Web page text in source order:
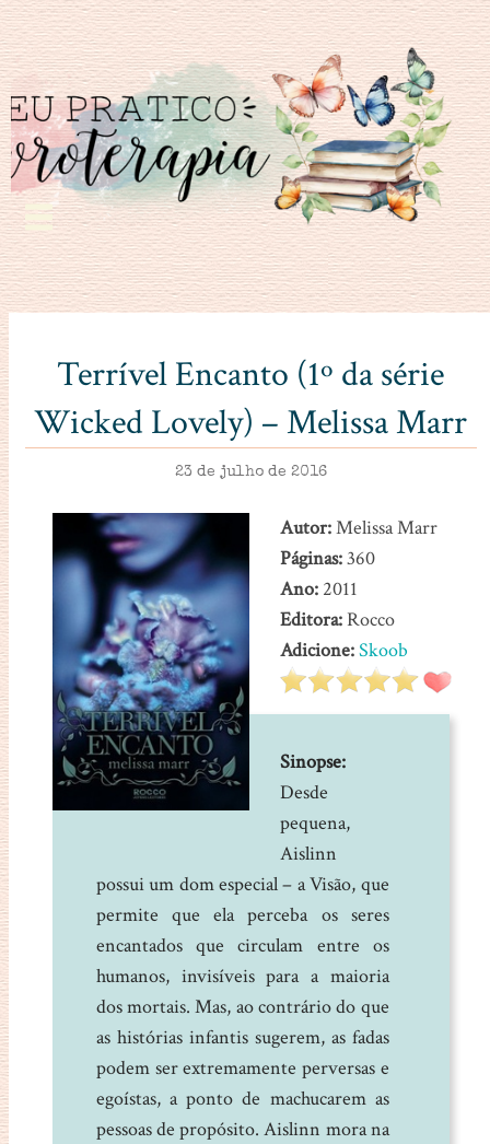
Terrível Encanto (1º da série
Wicked Lovely) – Melissa Marr
23 de julho de 2016
Autor:Melissa Marr
Páginas:360
Ano:2011
Editora:Rocco
Adicione:Skoob
Sinopse:
Desde
pequena,
Aislinn
possui um dom especial – a Visão, que
permite que ela perceba os seres
encantados que circulam entre os
humanos, invisíveis para a maioria
dos mortais. Mas, ao contrário do que
as histórias infantis sugerem, as fadas
podem ser extremamente perversas e
egoístas, a ponto de machucarem as
pessoas de propósito. Aislinn mora na